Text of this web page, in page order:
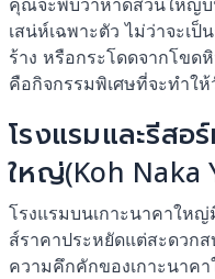
เสน่ห์เฉพาะตัว ไม่ว่าจะเ
ร้าง หรือกระโดดจากโขด
คือกิจกรรมพิเศษที่จะทำใ
โรงแรมและรีสอ
ใหญ่(Koh Naka
โรงแรมบนเกาะนาคาให
ส์ราคาประหยัดแต่สะดวก
ความคึกคักของเกาะนาค